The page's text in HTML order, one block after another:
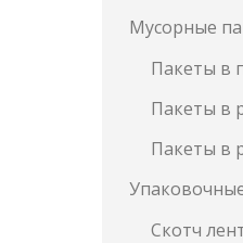
Мусорные
Пакеты в
Пакеты в
Пакеты в
Скотч